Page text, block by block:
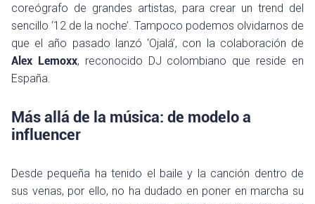
coreógrafo de grandes artistas, para crear un trend del
sencillo ‘12 de la noche’. Tampoco podemos olvidarnos de
que el año pasado lanzó ‘Ojalá’, con la colaboración de
Alex Lemoxx, reconocido DJ colombiano que reside en
España.
Más allá de la música: de modelo a
influencer
Desde pequeña ha tenido el baile y la canción dentro de
sus venas, por ello, no ha dudado en poner en marcha su